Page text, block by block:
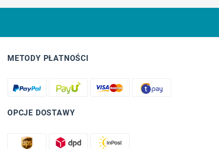
METODY PŁATNOŚCI
OPCJE DOSTAWY